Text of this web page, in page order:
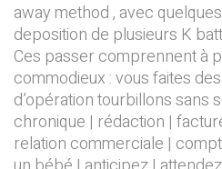
away method , avec
deposition de plusieurs K
Ces passer comprennent à
commodieux : vous faites
d’opération tourbillons sans
chronique | rédaction |
relation commerciale |